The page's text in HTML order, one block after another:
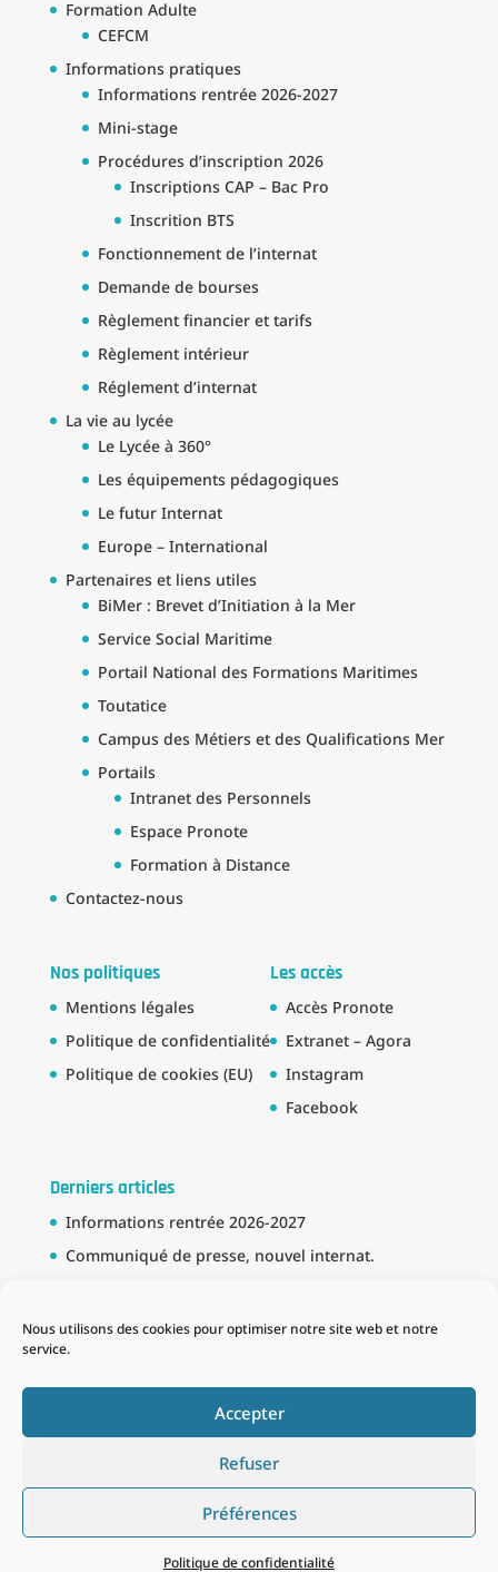
Nous utilisons des cookies pour optimiser notre site web et notre
service.
Accepter
Refuser
Préférences
Politique de confidentialité
Formation Adulte
CEFCM
Informations pratiques
Informations rentrée 2026-2027
Mini-stage
Procédures d’inscription 2026
Inscriptions CAP – Bac Pro
Inscrition BTS
Fonctionnement de l’internat
Demande de bourses
Règlement financier et tarifs
Règlement intérieur
Réglement d’internat
La vie au lycée
Le Lycée à 360°
Les équipements pédagogiques
Le futur Internat
Europe – International
Partenaires et liens utiles
BiMer : Brevet d’Initiation à la Mer
Service Social Maritime
Portail National des Formations Maritimes
Toutatice
Campus des Métiers et des Qualifications Mer
Portails
Intranet des Personnels
Espace Pronote
Formation à Distance
Contactez-nous
Nos politiques
Mentions légales
Politique de confidentialité
Politique de cookies (EU)
Les accès
Accès Pronote
Extranet – Agora
Instagram
Facebook
Derniers articles
Informations rentrée 2026-2027
Communiqué de presse, nouvel internat.
Partenariat avec la Marine Nationale
Schema des formations
Tous droits réservés : ©Lycée Publique Maritime du
Guilvinec 2020 - Réalisation : ©Agence Sea to sea